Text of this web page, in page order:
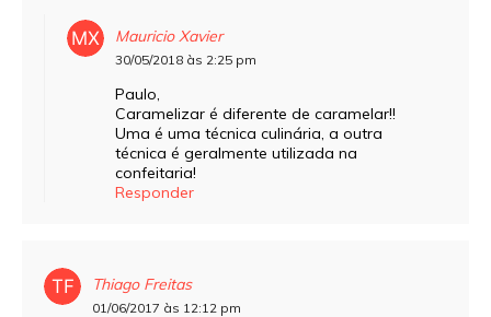
Mauricio Xavier
30/05/2018 às 2:25 pm
Paulo,
Caramelizar é diferente de caramelar!!
Uma é uma técnica culinária, a outra
técnica é geralmente utilizada na
confeitaria!
Responder
Thiago Freitas
01/06/2017 às 12:12 pm